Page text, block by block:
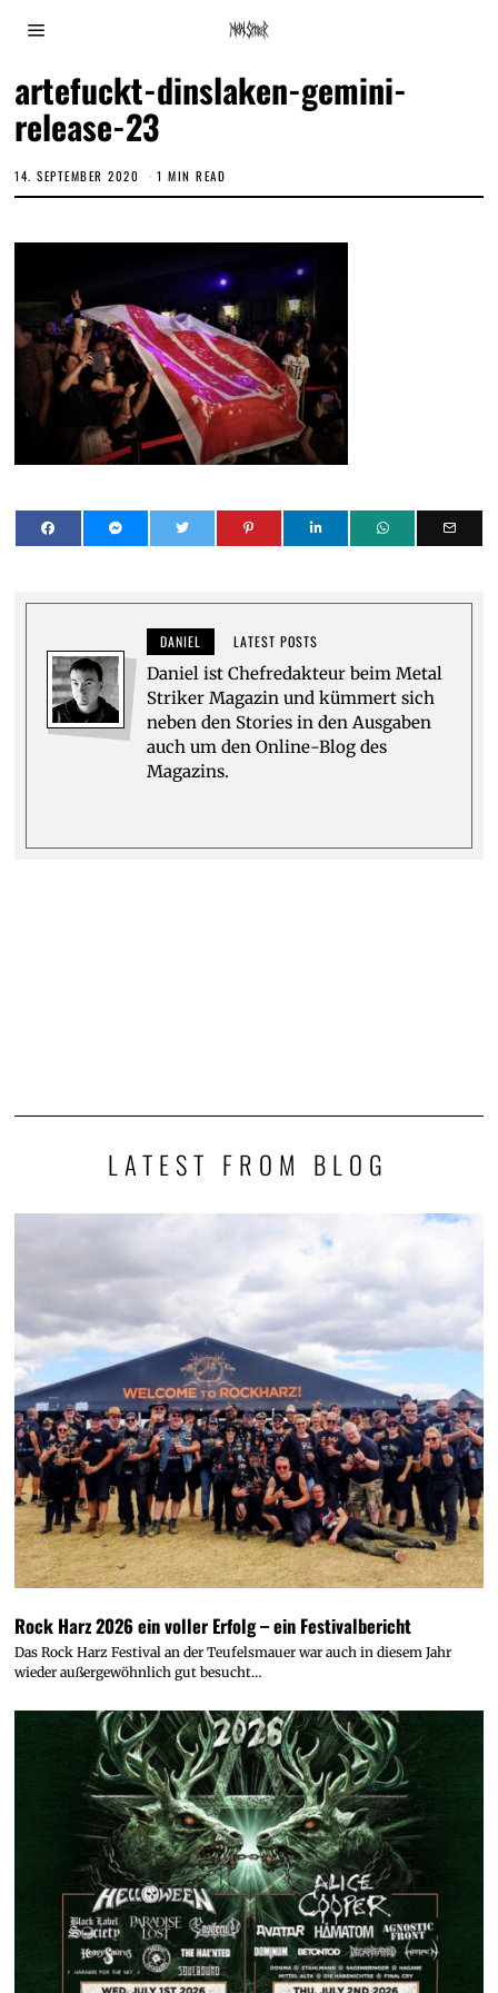
artefuckt-dinslaken-gemini-
release-23
14. SEPTEMBER 2020 1 MIN READ
DANIEL LATEST POSTS
Daniel ist Chefredakteur beim Metal
Striker Magazin und kümmert sich
neben den Stories in den Ausgaben
auch um den Online-Blog des
Magazins.
LATEST FROM BLOG
Rock Harz 2026 ein voller Erfolg – ein Festivalbericht
Das Rock Harz Festival an der Teufelsmauer war auch in diesem Jahr
wieder außergewöhnlich gut besucht…